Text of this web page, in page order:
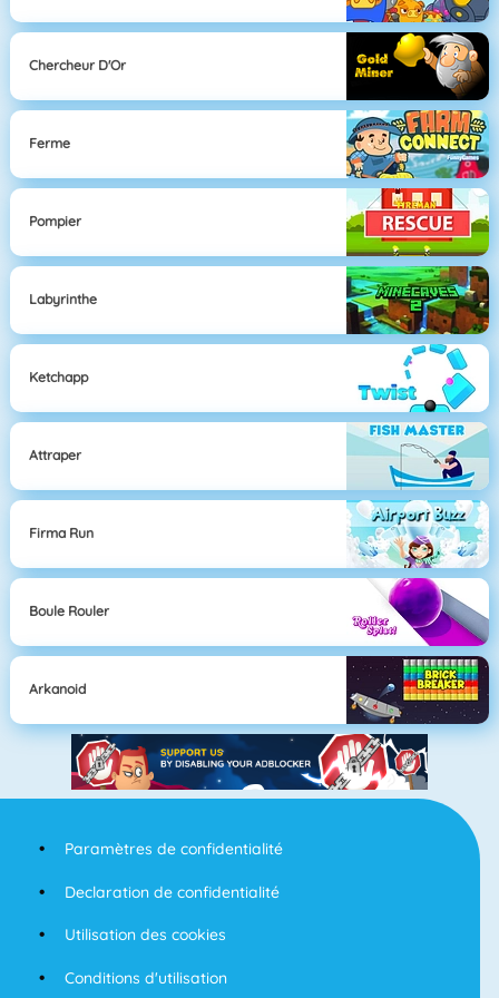
Chercheur D'Or
Ferme
Pompier
Labyrinthe
Ketchapp
Attraper
Firma Run
Boule Rouler
Arkanoid
Paramètres de confidentialité
Declaration de confidentialité
Utilisation des cookies
Conditions d'utilisation